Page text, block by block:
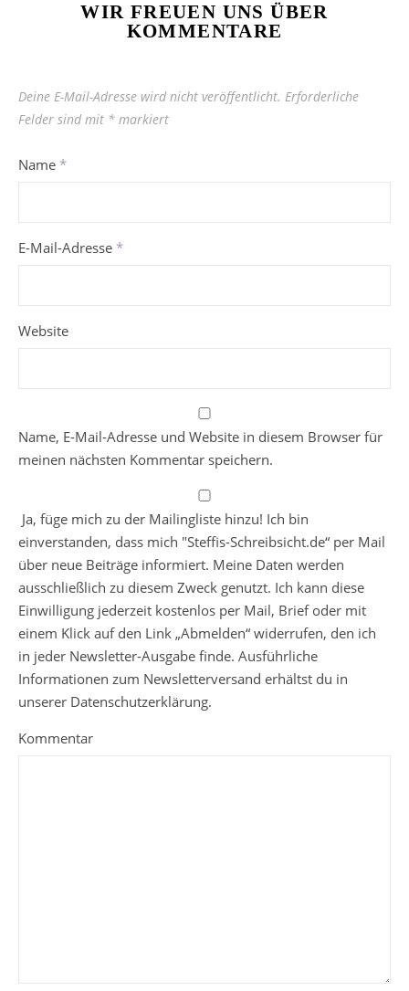
WIR FREUEN UNS ÜBER
KOMMENTARE
Deine E-Mail-Adresse wird nicht veröffentlicht. Erforderliche
Felder sind mit * markiert
Name *
E-Mail-Adresse *
Website
Name, E-Mail-Adresse und Website in diesem Browser für
meinen nächsten Kommentar speichern.
Ja, füge mich zu der Mailingliste hinzu! Ich bin
einverstanden, dass mich "Steffis-Schreibsicht.de“ per Mail
über neue Beiträge informiert. Meine Daten werden
ausschließlich zu diesem Zweck genutzt. Ich kann diese
Einwilligung jederzeit kostenlos per Mail, Brief oder mit
einem Klick auf den Link „Abmelden“ widerrufen, den ich
in jeder Newsletter-Ausgabe finde. Ausführliche
Informationen zum Newsletterversand erhältst du in
unserer Datenschutzerklärung.
Kommentar